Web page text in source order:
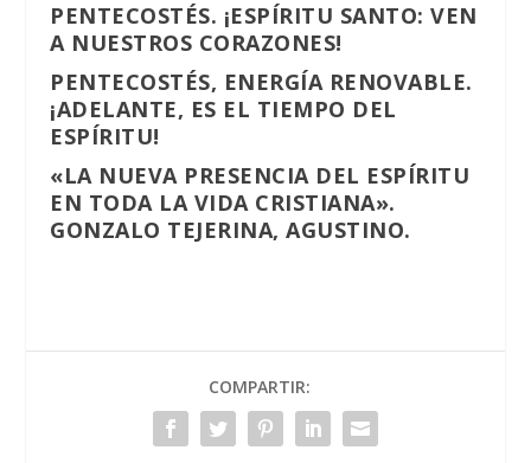
PENTECOSTÉS. ¡ESPÍRITU SANTO: VEN
A NUESTROS CORAZONES!
PENTECOSTÉS, ENERGÍA RENOVABLE.
¡ADELANTE, ES EL TIEMPO DEL
ESPÍRITU!
«LA NUEVA PRESENCIA DEL ESPÍRITU
EN TODA LA VIDA CRISTIANA».
GONZALO TEJERINA, AGUSTINO.
COMPARTIR: